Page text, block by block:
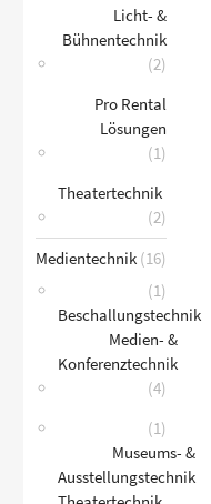
Licht- &
Bühnentechnik
(2)
Pro Rental
Lösungen
(1)
Theatertechnik
(2)
Medientechnik (16)
Beschallungstechnik
(1)
Medien- &
Konferenztechnik
(4)
Museums- &
Ausstellungstechnik
(1)